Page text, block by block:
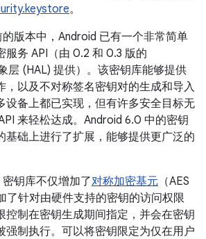
。
版本中，Android 已有一个非常简单
服务 API（由 0.2 和 0.3 版的
层 (HAL) 提供）。该密钥库能够提供
，以及不对称签名密钥对的生成和导入
设备上都已实现，但有许多安全目标无
来轻松达成。Android 6.0 中的密钥
基础上进行了扩展，能够提供更广泛的
钥库不仅增加了对称加密基元 （AES
了针对由硬件支持的密钥的访问权限
控制在密钥生成期间指定，并会在密钥
强制执行。可以将密钥限定为仅在用户